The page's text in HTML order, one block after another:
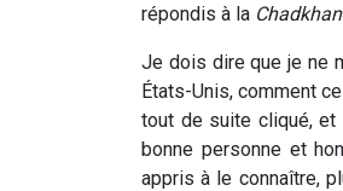
répondis à la
Je dois dire que je ne
États-Unis, comment
tout de suite cliqué, et
bonne personne et
appris à le connaître,